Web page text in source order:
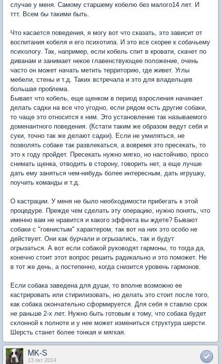
случае у меня. Самому старшему кобелю без малого14 лет. И
ттт. Всем бы такими быть.
Что касается поведения, я могу вот что сказать, это зависит от
воспитания кобеля и его психотипа. И это все скорее к собачьему
психологу. Так, например, если кобель спит в кровати, скачет по
диванам и занимает некое главенствующее положение, очень
часто он может начать метить территорию, где живет. Углы
мебели, стены и т.д. Таких встречала и это для владельцев
большая проблема.
Бывает что кобель, еще щенком в период взросления начинает
делать садки на все что угодно, если рядом есть другие собаки,
то чаще это относится к ним. Это установление так называемого
доменантного поведения. (Кстати таким же образом ведут себя и
суки, точно так же делают садки). Если не умиляться, не
позволять собаке так развлекаться, а вовремя это пресекать, то
это к году пройдет. Пресекать нужно мягко, но настойчиво, просо
снимать щенка, отводить в сторону, говорить нет, а еще лучше
дать ему заняться чем-нибудь более интересным, дать игрушку,
поучить команды и т.д.
О кастрации. У меня не было необходимости прибегать к этой
процедуре. Прежде чем сделать эту операцию, нужно понять, что
именно вам не нравится и какого эффекта вы ждете? Бывают
собаки с "говнистым" характером, так вот на них это особо не
действует. Они как бурчали и огрызались, так и будут
огрызаться. А вот если собакой руководят гармоны, то тогда да,
конечно стоит этот вопрос решить радикально и это поможет. Не
в тот же день, а постепенно, когда снизится уровень гармонов.
Если собака заведена для души, то вполне возможно ее
кастрировать или стирилизовать, но делать это стоит после того,
как собака окончательно сформируется. Для себя я ставлю срок
не раньше 2-х лет. Нужно быть готовым к тому, что собака будет
склонной к полноте и у нее может измениться структура шерсти.
Шерсть станет более тонкая и мягкая.
MK-S
13 окт 2014